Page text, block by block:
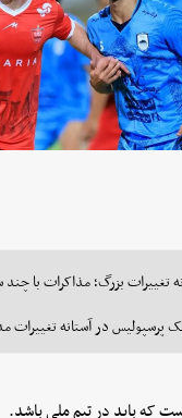
تغییرات بزرگ؛ مذاکرات با چند
پرسپولیس در آستانه تغییرات
که باید در تیم ملی باشد.